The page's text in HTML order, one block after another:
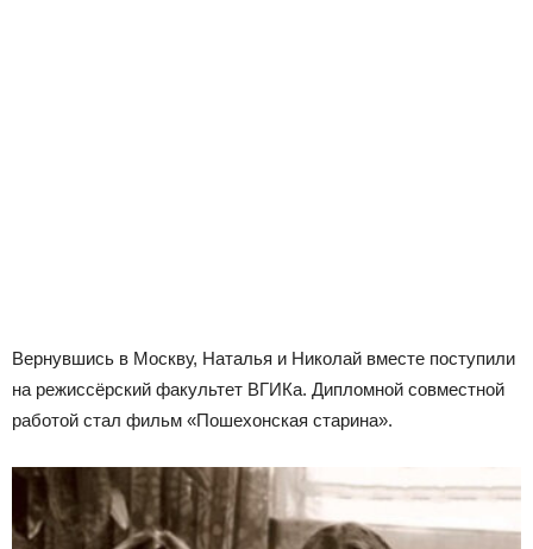
Вернувшись в Москву, Наталья и Николай вместе поступили
на режиссёрский факультет ВГИКа. Дипломной совместной
работой стал фильм «Пошехонская старина».